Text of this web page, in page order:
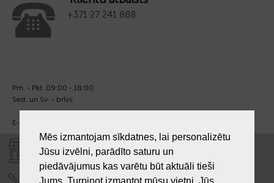
+371 27 241 888
Pm. - Pkt. 09:00 - 18:00
Sest. un Sv. - brīvs.
E-pasts:
VEIKALI "LAIKS"
Mēs izmantojam sīkdatnes, lai personalizētu
Jūsu izvēlni, parādīto saturu un
piedāvājumus kas varētu būt aktuāli tieši
Jums. Turpinot izmantot mūsu vietni, Jūs